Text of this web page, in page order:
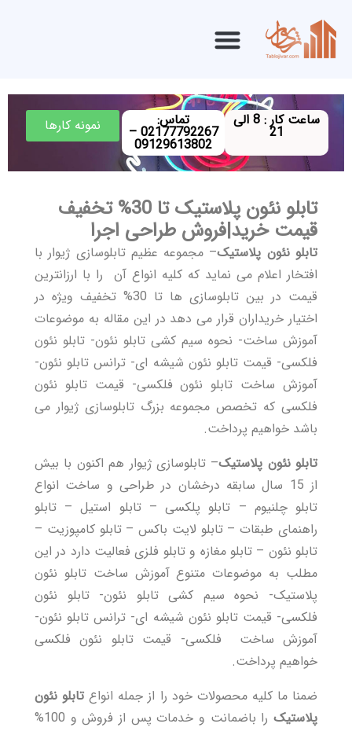
ساعت کار : 8 الی
21
تماس:
02177792267 –
09129613802
نمونه کارها
تابلو نئون پلاستیک تا 30% تخفیف
قیمت خرید|فروش طراحی اجرا
تابلو نئون پلاستیک– مجموعه عظیم تابلوسازی ژیوار با
افتخار اعلام می نماید که کلیه انواع آن را با ارزانترین
قیمت در بین تابلوسازی ها تا 30% تخفیف ویژه در
اختیار خریداران قرار می دهد در این مقاله به موضوعات
آموزش ساخت- نحوه سیم کشی تابلو نئون- تابلو نئون
فلکسی- قیمت تابلو نئون شیشه ای- ترانس تابلو نئون-
آموزش ساخت تابلو نئون فلکسی- قیمت تابلو نئون
فلکسی که تخصص مجموعه بزرگ تابلوسازی ژیوار می
باشد خواهیم پرداخت.
تابلو نئون پلاستیک– تابلوسازی ژیوار هم اکنون با بیش
از 15 سال سابقه درخشان در طراحی و ساخت انواع
تابلو چلنیوم – تابلو پلکسی –تابلو استیل– تابلو
راهنمای طبقات– تابلو لایت باکس – تابلو کامپوزیت –
تابلو نئون –تابلو مغازه و تابلو فلزی فعالیت دارد در این
مطلب به موضوعات متنوع آموزش ساخت تابلو نئون
پلاستیک- نحوه سیم کشی تابلو نئون- تابلو نئون
فلکسی- قیمت تابلو نئون شیشه ای- ترانس تابلو نئون-
آموزش ساخت فلکسی- قیمت تابلو نئون فلکسی
خواهیم پرداخت.
ضمنا ما کلیه محصولات خود را از جمله انواع تابلو نئون
پلاستیک
را باضمانت و خدمات پس از فروش و 100%